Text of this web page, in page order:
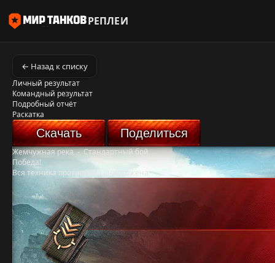
РЕПЛЕИ
← Назад к списку
Личный результат
Командный результат
Подробный отчёт
Раскатка
Скачать Поделиться
Жемчужная река-Стандартный бой
Победа!
Вся техника противника уничтожена